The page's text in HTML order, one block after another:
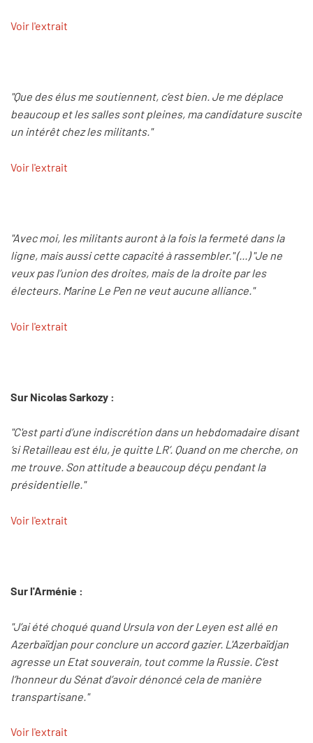
Voir l'extrait
"Que des élus me soutiennent, c’est bien. Je me déplace
beaucoup et les salles sont pleines, ma candidature suscite
un intérêt chez les militants."
Voir l'extrait
"Avec moi, les militants auront à la fois la fermeté dans la
ligne, mais aussi cette capacité à rassembler." (...) "Je ne
veux pas l’union des droites, mais de la droite par les
électeurs. Marine Le Pen ne veut aucune alliance."
Voir l'extrait
Sur Nicolas Sarkozy :
"C'est parti d’une indiscrétion dans un hebdomadaire disant
‘si Retailleau est élu, je quitte LR’. Quand on me cherche, on
me trouve. Son attitude a beaucoup déçu pendant la
présidentielle."
Voir l'extrait
Sur l'Arménie :
"J’ai été choqué quand Ursula von der Leyen est allé en
Azerbaïdjan pour conclure un accord gazier. L'Azerbaïdjan
agresse un Etat souverain, tout comme la Russie. C’est
l’honneur du Sénat d’avoir dénoncé cela de manière
transpartisane."
Voir l'extrait